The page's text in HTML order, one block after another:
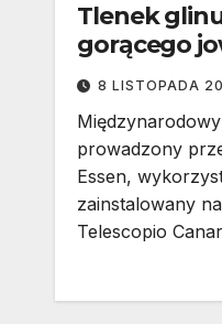
Tlenek
gorącego
8 LISTOPADA
prowadzony
Essen,
zainstalowany
Telescopio